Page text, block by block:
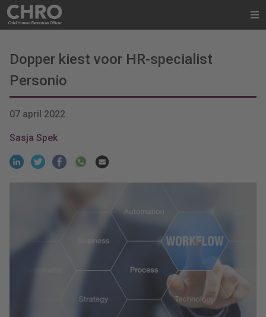
Dopper kiest voor HR-specialist
Personio
07 april 2022
Sasja Spek